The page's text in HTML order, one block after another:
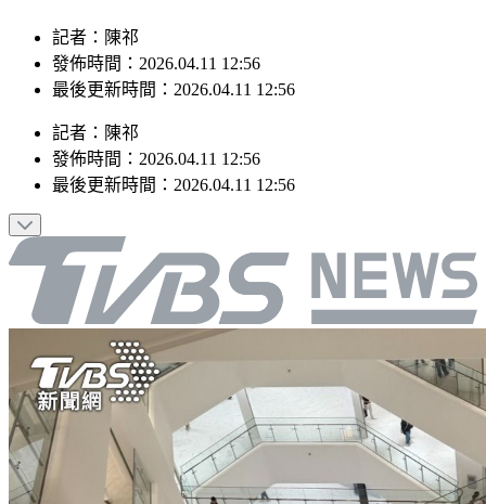
記者：陳祁
發佈時間：2026.04.11 12:56
最後更新時間：2026.04.11 12:56
記者 ： 陳祁
發佈時間： 2026.04.11 12:56
最後更新時間： 2026.04.11 12:56